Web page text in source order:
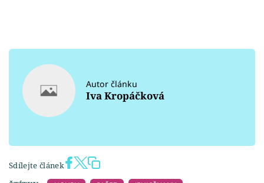
Autor článku
Iva Kropáčková
Sdílejte článek